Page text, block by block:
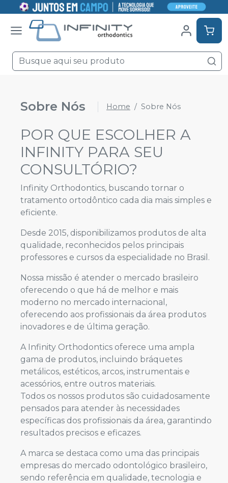
Sobre Nós Home Sobre Nós
POR QUE ESCOLHER A
INFINITY PARA SEU
CONSULTÓRIO?
Infinity Orthodontics, buscando tornar o
tratamento ortodôntico cada dia mais simples e
eficiente.
Desde 2015, disponibilizamos produtos de alta
qualidade, reconhecidos pelos principais
professores e cursos da especialidade no Brasil.
Nossa missão é atender o mercado brasileiro
oferecendo o que há de melhor e mais
moderno no mercado internacional,
oferecendo aos profissionais da área produtos
inovadores e de última geração.
A Infinity Orthodontics oferece uma ampla
gama de produtos, incluindo bráquetes
metálicos, estéticos, arcos, instrumentais e
acessórios, entre outros materiais.
Todos os nossos produtos são cuidadosamente
pensados para atender às necessidades
específicas dos profissionais da área, garantindo
resultados precisos e eficazes.
A marca se destaca como uma das principais
empresas do mercado odontológico brasileiro,
sendo referência em qualidade, tecnologia e